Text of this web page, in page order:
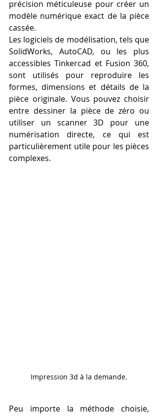
précision méticuleuse pour créer un
modèle numérique exact de la pièce
cassée.
Les logiciels de modélisation, tels que
SolidWorks, AutoCAD, ou les plus
accessibles Tinkercad et Fusion 360,
sont utilisés pour reproduire les
formes, dimensions et détails de la
pièce originale. Vous pouvez choisir
entre dessiner la pièce de zéro ou
utiliser un scanner 3D pour une
numérisation directe, ce qui est
particulièrement utile pour les pièces
complexes.
Impression 3d à la demande.
Peu importe la méthode choisie,